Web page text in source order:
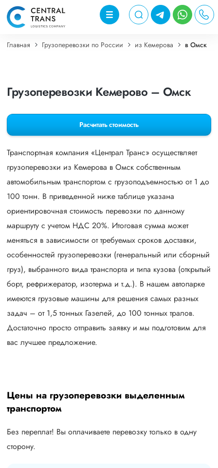
Главная Грузоперевозки по России из Кемерова в Омск
Грузоперевозки Кемерово – Омск
Расчитать стоимость
Транспортная компания «Централ Транс» осуществляет
грузоперевозки из Кемерова в Омск собственным
автомобильным транспортом с грузоподъемностью от 1 до
100 тонн. В приведенной ниже таблице указана
ориентировочная стоимость перевозки по данному
маршруту с учетом НДС 20%. Итоговая сумма может
меняться в зависимости от требуемых сроков доставки,
особенностей грузоперевозки (генеральный или сборный
груз), выбранного вида транспорта и типа кузова (открытый
борт, рефрижератор, изотерма и т.д.). В нашем автопарке
имеются грузовые машины для решения самых разных
задач – от 1,5 тонных Газелей, до 100 тонных тралов.
Достаточно просто отправить заявку и мы подготовим для
вас лучшее предложение.
Цены на грузоперевозки выделенным
транспортом
Без переплат! Вы оплачиваете перевозку только в одну
сторону.